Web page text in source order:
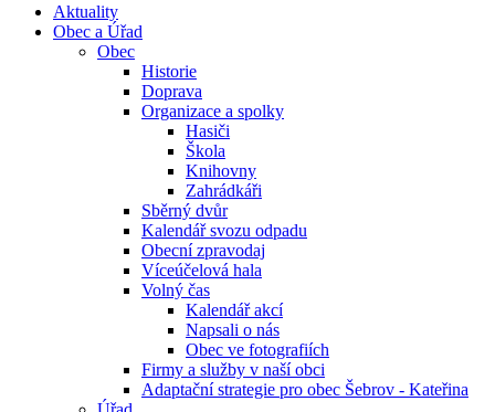
Aktuality
Obec a Úřad
Obec
Historie
Doprava
Organizace a spolky
Hasiči
Škola
Knihovny
Zahrádkáři
Sběrný dvůr
Kalendář svozu odpadu
Obecní zpravodaj
Víceúčelová hala
Volný čas
Kalendář akcí
Napsali o nás
Obec ve fotografiích
Firmy a služby v naší obci
Adaptační strategie pro obec Šebrov - Kateřina